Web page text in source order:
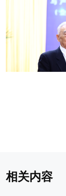
相关内容